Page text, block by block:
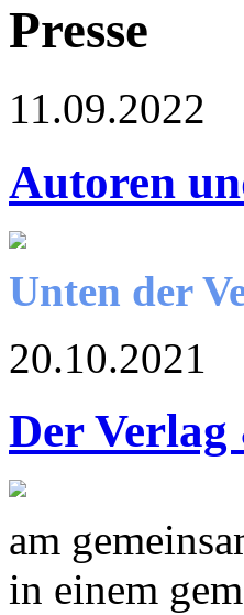
Presse
11.09.2022
Autoren
Unten der
20.10.2021
Der Verlag
am
in einem